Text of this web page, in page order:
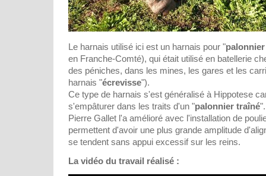
Le harnais utilisé ici est un harnais pour "
en Franche-Comté), qui était utilisé en batellerie
des péniches, dans les mines, les gares et les
harnais "écrevisse").
Ce type de harnais s'est généralisé à Hippotese
s'empâturer dans les traits d'un "palonnier traîné".
Pierre Gallet l'a amélioré avec l'installation de
permettent d'avoir une plus grande amplitude
se tendent sans appui excessif sur les reins.
La vidéo du travail réalisé :